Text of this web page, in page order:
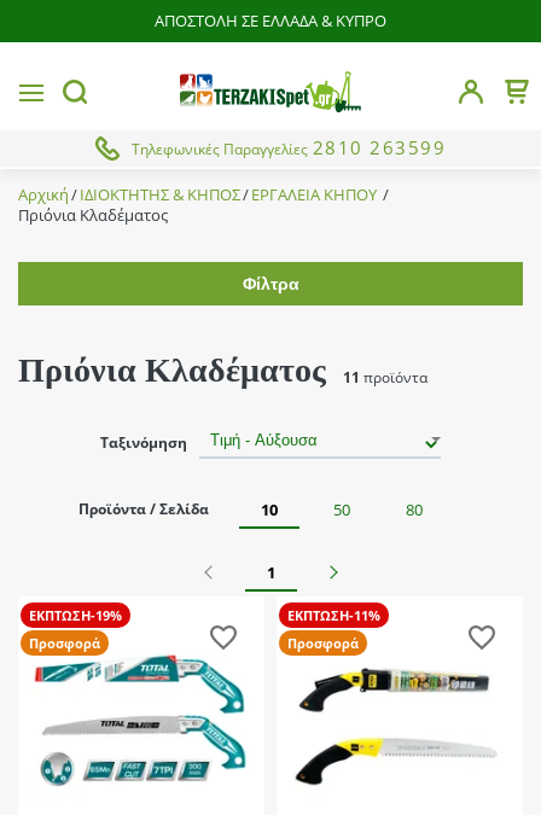
ΑΠΟΣΤΟΛΗ ΣΕ ΕΛΛΑΔΑ & ΚΥΠΡΟ
Τηλεφωνικές Παραγγελίες 2810 263599
MENUbutton.search Το
Αρχική ΙΔΙΟΚΤΗΤΗΣ & ΚΗΠΟΣ ΕΡΓΑΛΕΙΑ ΚΗΠΟΥ
Πριόνια Κλαδέματος
Φίλτρα
Agroforce
Cresman
Taiwan
Total
Προσφορά
Πριόνια Κλαδέματος 11 προϊόντα
Ταξινόμηση
Προϊόντα / Σελίδα 10 50 80
Προηγούμενο
1 Επόμενο
ΕΚΠΤΩΣΗ-19%
Προσφορά
ΕΚΠΤΩΣΗ-11%
Προσφορά